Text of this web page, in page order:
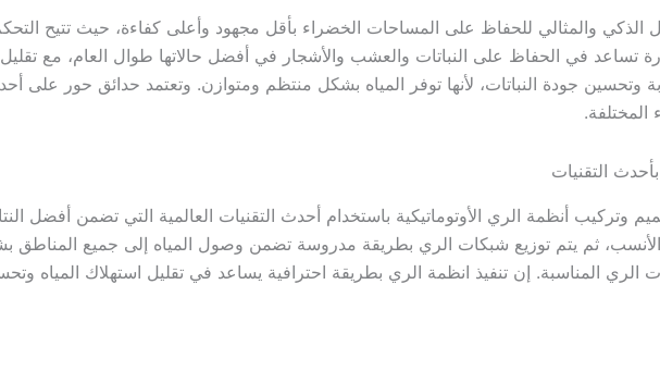
الذكي والمثالي للحفاظ على المساحات الخضراء بأقل مجهود وأعلى كفاءة، حيث تتيح
في الحفاظ على النباتات والعشب والأشجار في أفضل حالاتها طوال العام، مع تقليل
وتحسين جودة النباتات، لأنها توفر المياه بشكل منتظم ومتوازن. وتعتمد حدائق حور على
المختلفة.
التقنيات
أنظمة الري الأوتوماتيكية باستخدام أحدث التقنيات العالمية التي تضمن أفضل
الأنسب، ثم يتم توزيع شبكات الري بطريقة مدروسة تضمن وصول المياه إلى جميع
الري المناسبة. إن تنفيذ انظمة الري بطريقة احترافية يساعد في تقليل استهلاك المياه